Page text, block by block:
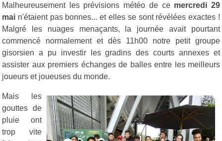
Malheureusement les prévisions météo de ce mercredi 29
mai n'étaient pas bonnes... et elles se sont révélées exactes !
Malgré les nuages menaçants, la journée avait pourtant
commencé normalement et dès 11h00 notre petit groupe
gisorsien a pu investir les gradins des courts annexes et
assister aux premiers échanges de balles entre les meilleurs
joueurs et joueuses du monde.
Mais les
gouttes de
pluie ont
trop vite